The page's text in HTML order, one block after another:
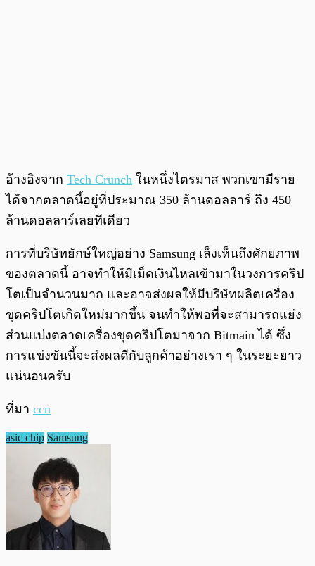
อ้างอิงจาก Tech Crunch ในหนึ่งไตรมาส พวกเขามีราย
ได้จากตลาดนี้อยู่ที่ประมาณ 350 ล้านดอลลาร์ ถึง 450
ล้านดอลลาร์เลยทีเดียว
การที่บริษัทยักษ์ใหญ่อย่าง Samsung เล็งเห็นถึงศักยภาพ
ของตลาดนี้ อาจทำให้มีเม็ดเงินไหลเข้ามาในวงการคริป
โตเป็นจำนวนมาก และอาจส่งผลให้มีบริษัทผลิตเครื่อง
ขุดคริปโตเกิดใหม่มากขึ้น จนทำให้พอที่จะสามารถแย่ง
ส่วนแบ่งตลาดเครื่องขุดคริปโตมาจาก Bitmain ได้ ซึ่ง
การแข่งขันนี้จะส่งผลดีกับลูกค้าอย่างเรา ๆ ในระยะยาว
แน่นอนครับ
ที่มา ccn
asic chip Samsung